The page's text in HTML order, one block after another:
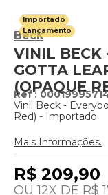
Importado
Lançamento
Beck
VINIL BECK
GOTTA
(OPAQUE
:
Vinil Beck -
Red) - Importado
Mais Informações.
R$ 209,90
12 R$